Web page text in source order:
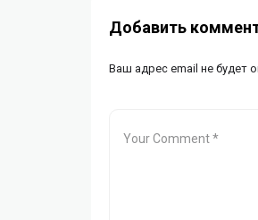
Добавить
Ваш адрес email не будет